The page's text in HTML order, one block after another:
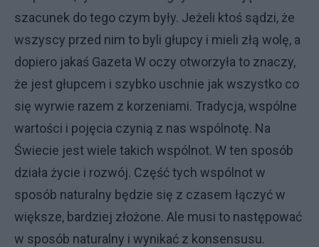
szacunek do tego czym były. Jeżeli ktoś sądzi, że
wszyscy przed nim to byli głupcy i mieli złą wolę, a
dopiero jakaś Gazeta W oczy otworzyła to znaczy,
że jest głupcem i szybko uschnie jak wszystko co
się wyrwie razem z korzeniami. Tradycja, wspólne
wartości i pojęcia czynią z nas wspólnotę. Na
Świecie jest wiele takich wspólnot. W ten sposób
działa życie i rozwój. Część tych wspólnot w
sposób naturalny będzie się z czasem łączyć w
większe, bardziej złożone. Ale musi to następować
w sposób naturalny i wynikać z konsensusu.